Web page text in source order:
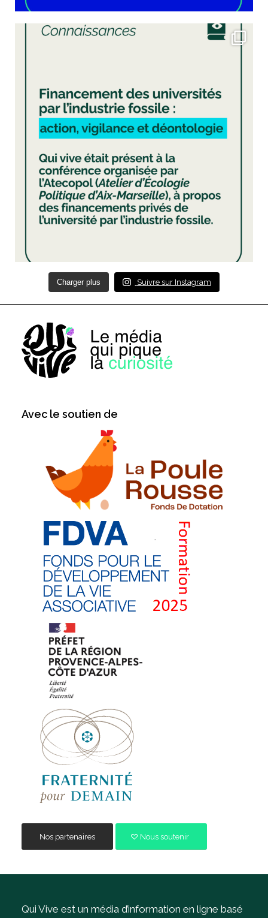
Charger plus Suivre sur Instagram
Avec le soutien de
Nos partenaires Nous soutenir
Qui Vive est un média d’information en ligne basé